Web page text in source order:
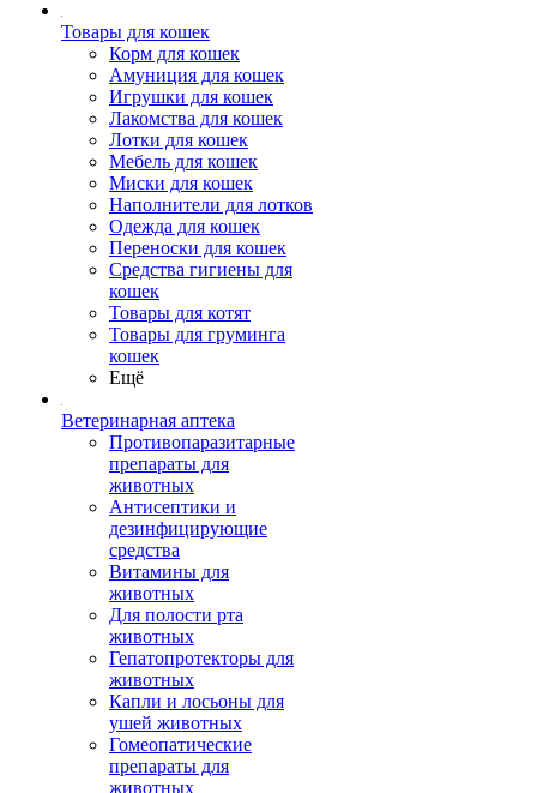
Товары для кошек
Корм для кошек
Амуниция для кошек
Игрушки для кошек
Лакомства для кошек
Лотки для кошек
Мебель для кошек
Миски для кошек
Наполнители для лотков
Одежда для кошек
Переноски для кошек
Средства гигиены для
кошек
Товары для котят
Товары для груминга
кошек
Ещё
Ветеринарная аптека
Противопаразитарные
препараты для
животных
Антисептики и
дезинфицирующие
средства
Витамины для
животных
Для полости рта
животных
Гепатопротекторы для
животных
Капли и лосьоны для
ушей животных
Гомеопатические
препараты для
животных